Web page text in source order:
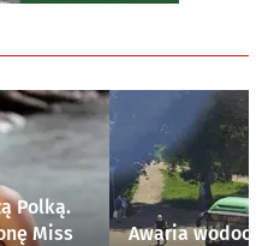
Polką.
Miss
Awaria